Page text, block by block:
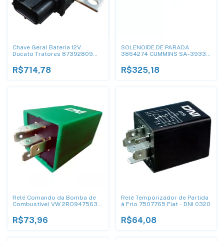
Chave Geral Bateria 12V
Ducato Tratores 87392809
R$714,78
SOLENOIDE DE PARADA
3864274 CUMMINS SA-3933-
MITSUBISHI 24V 3T
R$325,18
Relé Comando da Bomba de
Combustível VW 2RO947563 -
R$73,96
Relé Temporizador de Partida
à Frio 7507765 Fiat - DNI 0320
R$64,08